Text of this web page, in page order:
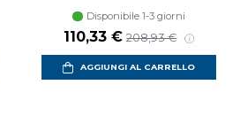
Disponibile 1-3 giorni
Prezzo scontato
110,33 € Prezzo di listino
208,93 €
AGGIUNGI AL CARRELLO